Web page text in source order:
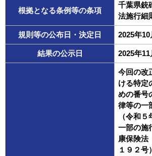
根拠となる条例等の条項
千葉県銃
法施行細
規則等の公布日・決定日 2025年10
結果の公示日 2025年11
今回の改
ける特定
めの番号
律等の一
（令和
一部の施
康保険法
１９２号